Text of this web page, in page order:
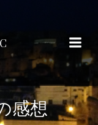
感想